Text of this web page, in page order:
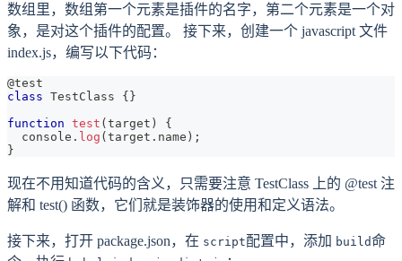
数组里，数组第一个元素是插件的名字，第二个元素是一个对
象，是对这个插件的配置。 接下来，创建一个 javascript 文件
index.js，编写以下代码：
@test
class TestClass {}
function test (target )
{
console . log (target . name ) ;
}
现在不用知道代码的含义，只需要注意 TestClass 上的 @test 注
解和 test() 函数，它们就是装饰器的使用和定义语法。
接下来，打开 package.json，在 script配置中，添加 build命